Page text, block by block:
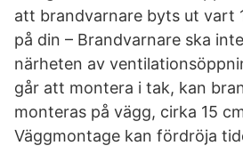
att brandvarnare byts ut vart
på din – Brandvarnare ska
närheten av
går att montera i tak, kan
monteras på vägg, cirka 15
Väggmontage kan fördröja